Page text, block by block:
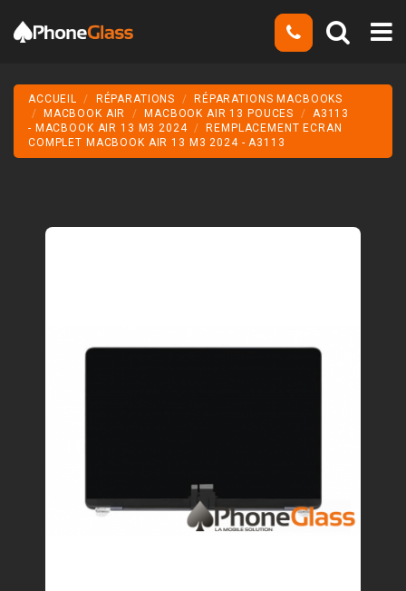
ACCUEIL RÉPARATIONS
RÉPARATIONS MACBOOKS
MACBOOK AIR
MACBOOK AIR 13 POUCES
A3113
- MACBOOK AIR 13 M3 2024
REMPLACEMENT ECRAN
COMPLET MACBOOK AIR 13 M3 2024 - A3113